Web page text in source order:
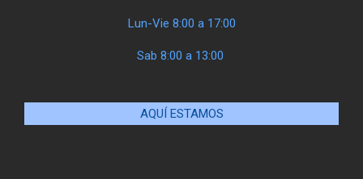
Lun-Vie 8:00 a 17:00
Sab 8:00 a 13:00
AQUÍ ESTAMOS